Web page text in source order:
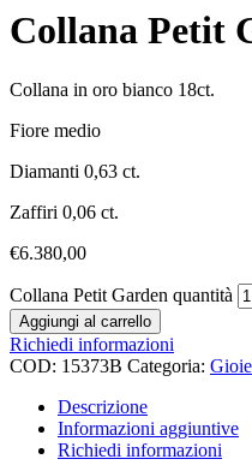
Collana Petit
Collana in oro bianco 18ct.
Fiore medio
Diamanti 0,63 ct.
Zaffiri 0,06 ct.
€6.380,00
Collana Petit Garden quantità
Aggiungi al carrello
Richiedi informazioni
COD: 15373B Categoria:
Descrizione
Informazioni aggiuntive
Richiedi informazioni